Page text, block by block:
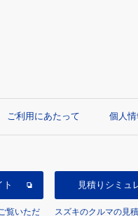
ご利用にあたって 個人
ト
覧いただ
見積り シミュ
スズキのクルマの見